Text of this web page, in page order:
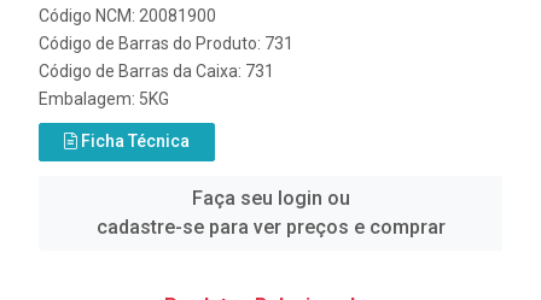
Código NCM: 20081900
Código de Barras do Produto: 731
Código de Barras da Caixa: 731
Embalagem: 5KG
Ficha Técnica
Faça seu login ou
cadastre-se para ver preços e comprar